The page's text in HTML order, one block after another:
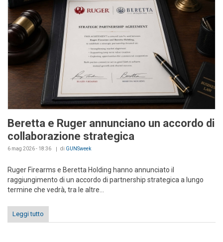
Beretta e Ruger annunciano un accordo di
collaborazione strategica
6 mag 2026 - 18:36 di GUNSweek
Ruger Firearms e Beretta Holding hanno annunciato il
raggiungimento di un accordo di partnership strategica a lungo
termine che vedrà, tra le altre...
Leggi tutto